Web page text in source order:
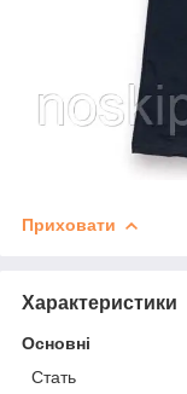
Приховати
Характеристики
Основні
Стать